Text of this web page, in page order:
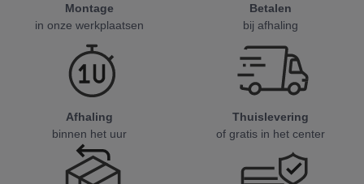
Montage
in onze werkplaatsen
Betalen
bij afhaling
Afhaling
binnen het uur
Thuislevering
of gratis in het center